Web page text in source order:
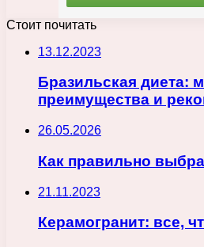
Стоит почитать
13.12.2023
Бразильская диета:
преимущества и
26.05.2026
Как правильно
21.11.2023
Керамогранит: все,